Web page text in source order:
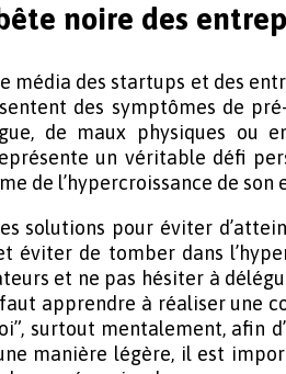
noire des
média des startups et des
des symptômes de
de maux physiques ou
un véritable défi
de l’hypercroissance de son
solutions pour éviter
éviter de tomber dans
et ne pas hésiter à
apprendre à réaliser une
surtout mentalement, afin
manière légère, il est